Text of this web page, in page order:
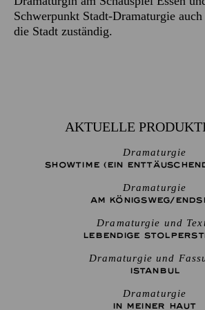
Schwerpunkt Stadt-Dramaturgie
die Stadt zuständig.
AKTUELLE
Dramaturgie
SHOW­TIME (EIN
Dramaturgie
AM KÖNIGS­WEG/­
Dramaturgie und
LEBENDIGE
Dramaturgie und
ISTANBUL
Dramaturgie
IN MEINER HAUT